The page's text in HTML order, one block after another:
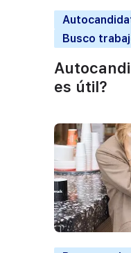
Busco
es útil?